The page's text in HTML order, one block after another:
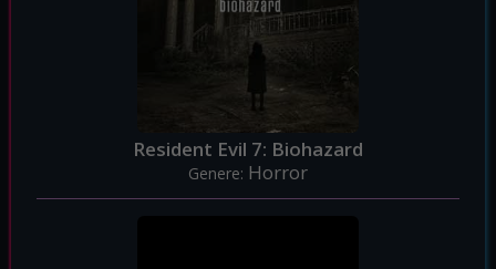
Resident Evil 7: Biohazard
Genere: Horror